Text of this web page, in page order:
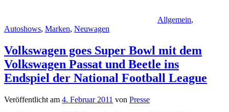
Allgemein,
Autoshows, Marken, Neuwagen
Volkswagen goes Super Bowl mit dem
Volkswagen Passat und Beetle ins
Endspiel der National Football League
Veröffentlicht am 4. Februar 2011 von Presse